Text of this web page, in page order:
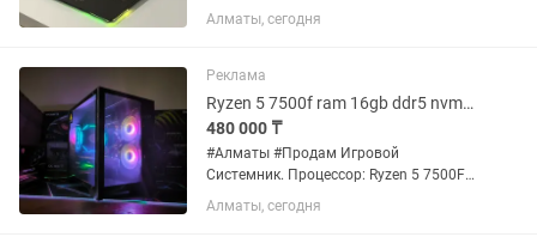
современных игр, так и для работы с
тяжелыми программами.
Ryzen 7 5800H (8 ядер / 16 потоков) •...
Алматы, сегодня
Реклама
Ryzen 5 7500f ram 16gb ddr5 nvme 1Tb RTX5060 8gb
480 000 ₸
#Алматы #Продам Игровой
Системник. Процессор: Ryzen 5 7500F
до 5.00GHz 6C/12Th Материнская
Плата: MSI A620, AM5 Оперативная
Алматы, сегодня